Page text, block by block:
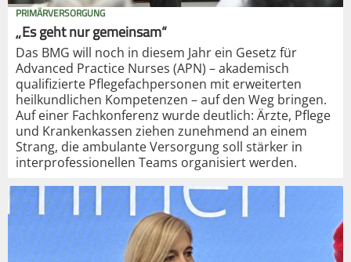
PRIMÄRVERSORGUNG
„Es geht nur gemeinsam“
Das BMG will noch in diesem Jahr ein Gesetz für
Advanced Practice Nurses (APN) – akademisch
qualifizierte Pflegefachpersonen mit erweiterten
heilkundlichen Kompetenzen – auf den Weg bringen.
Auf einer Fachkonferenz wurde deutlich: Ärzte, Pflege
und Krankenkassen ziehen zunehmend an einem
Strang, die ambulante Versorgung soll stärker in
interprofessionellen Teams organisiert werden.